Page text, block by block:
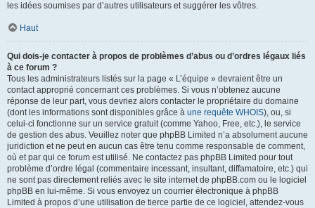
les idées soumises par d’autres utilisateurs et suggérer les vôtres.
Haut
Qui dois-je contacter à propos de problèmes d’abus ou d’ordres légaux liés
à ce forum ?
Tous les administrateurs listés sur la page « L’équipe » devraient être un
contact approprié concernant ces problèmes. Si vous n’obtenez aucune
réponse de leur part, vous devriez alors contacter le propriétaire du domaine
(dont les informations sont disponibles grâce à une requête WHOIS), ou, si
celui-ci fonctionne sur un service gratuit (comme Yahoo, Free, etc.), le service
de gestion des abus. Veuillez noter que phpBB Limited n’a absolument aucune
juridiction et ne peut en aucun cas être tenu comme responsable de comment,
où et par qui ce forum est utilisé. Ne contactez pas phpBB Limited pour tout
problème d’ordre légal (commentaire incessant, insultant, diffamatoire, etc.) qui
ne sont pas directement reliés avec le site internet de phpBB.com ou le logiciel
phpBB en lui-même. Si vous envoyez un courrier électronique à phpBB
Limited à propos d’une utilisation de tierce partie de ce logiciel, attendez-vous